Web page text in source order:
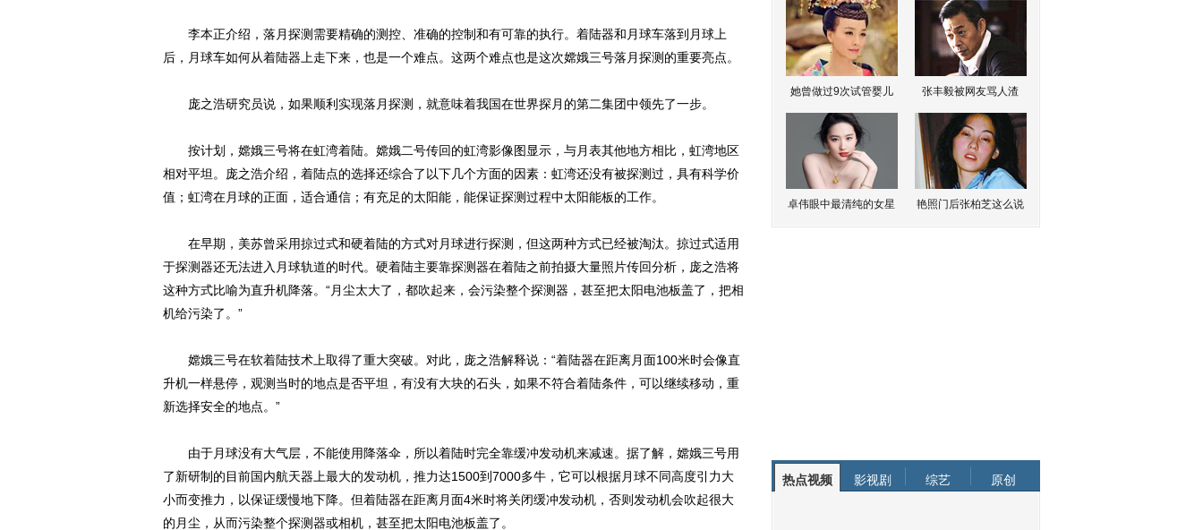
李本正介绍，落月探测需要精确的测控、准确的控制和有可靠的执行。着陆器和月球车落到月球上
后，月球车如何从着陆器上走下来，也是一个难点。这两个难点也是这次嫦娥三号落月探测的重要亮点。
庞之浩研究员说，如果顺利实现落月探测，就意味着我国在世界探月的第二集团中领先了一步。
按计划，嫦娥三号将在虹湾着陆。嫦娥二号传回的虹湾影像图显示，与月表其他地方相比，虹湾地区
相对平坦。庞之浩介绍，着陆点的选择还综合了以下几个方面的因素：虹湾还没有被探测过，具有科学价
值；虹湾在月球的正面，适合通信；有充足的太阳能，能保证探测过程中太阳能板的工作。
在早期，美苏曾采用掠过式和硬着陆的方式对月球进行探测，但这两种方式已经被淘汰。掠过式适用
于探测器还无法进入月球轨道的时代。硬着陆主要靠探测器在着陆之前拍摄大量照片传回分析，庞之浩将
这种方式比喻为直升机降落。“月尘太大了，都吹起来，会污染整个探测器，甚至把太阳电池板盖了，把相
机给污染了。”
嫦娥三号在软着陆技术上取得了重大突破。对此，庞之浩解释说：“着陆器在距离月面100米时会像直
升机一样悬停，观测当时的地点是否平坦，有没有大块的石头，如果不符合着陆条件，可以继续移动，重
新选择安全的地点。”
由于月球没有大气层，不能使用降落伞，所以着陆时完全靠缓冲发动机来减速。据了解，嫦娥三号用
了新研制的目前国内航天器上最大的发动机，推力达1500到7000多牛，它可以根据月球不同高度引力大
小而变推力，以保证缓慢地下降。但着陆器在距离月面4米时将关闭缓冲发动机，否则发动机会吹起很大
的月尘，从而污染整个探测器或相机，甚至把太阳电池板盖了。
她曾做过9次试管婴儿 张丰毅被网友骂人渣
卓伟眼中最清纯的女星 艳照门后张柏芝这么说
热点视频 影视剧 综艺 原创